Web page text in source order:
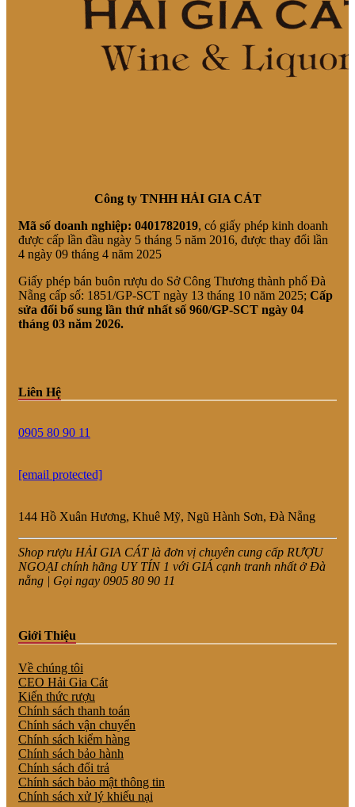
Công ty TNHH HẢI GIA CÁT
Mã số doanh nghiệp: 0401782019, có giấy phép kinh doanh
được cấp lần đầu ngày 5 tháng 5 năm 2016, được thay đổi lần
4 ngày 09 tháng 4 năm 2025
Giấy phép bán buôn rượu do Sở Công Thương thành phố Đà
Nẵng cấp số: 1851/GP-SCT ngày 13 tháng 10 năm 2025; Cấp
sửa đổi bổ sung lần thứ nhất số 960/GP-SCT ngày 04
tháng 03 năm 2026.
Liên Hệ
0905 80 90 11
[email protected]
144 Hồ Xuân Hương, Khuê Mỹ, Ngũ Hành Sơn, Đà Nẵng
Shop rượu HẢI GIA CÁT là đơn vị chuyên cung cấp RƯỢU
NGOẠI chính hãng UY TÍN 1 với GIÁ cạnh tranh nhất ở Đà
nẵng | Gọi ngay 0905 80 90 11
Giới Thiệu
Về chúng tôi
CEO Hải Gia Cát
Kiến thức rượu
Chính sách thanh toán
Chính sách vận chuyển
Chính sách kiểm hàng
Chính sách bảo hành
Chính sách đổi trả
Chính sách bảo mật thông tin
Chính sách xử lý khiếu nại